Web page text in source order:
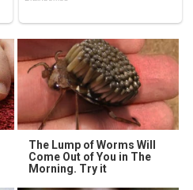
The Lump of Worms Will
Come Out of You in The
Morning. Try it